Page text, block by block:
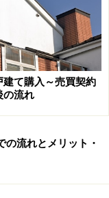
建て購入～売買契約
の流れ
の流れとメリット・